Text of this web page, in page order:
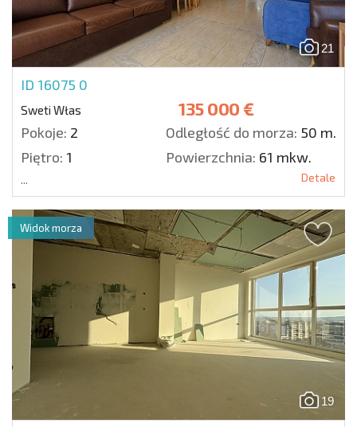
21
ID 16075 0
Sweti Włas 135 000 €
Pokoje: 2 Odległość do morza: 50 m.
Piętro: 1 Powierzchnia: 61 mkw.
... Detale
19
Widok morza